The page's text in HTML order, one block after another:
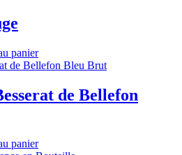
panier
de Bellefon
panier